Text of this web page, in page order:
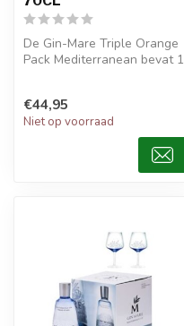
De Gin-Mare Triple Orange
Pack Mediterranean bevat 1
€44,95
Niet op voorraad